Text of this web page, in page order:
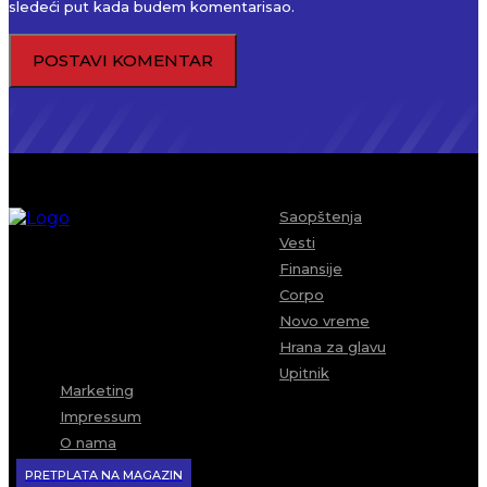
sledeći put kada budem komentarisao.
Saopštenja
Vesti
Finansije
Corpo
Novo vreme
Hrana za glavu
Upitnik
Marketing
Impressum
O nama
PRETPLATA NA MAGAZIN